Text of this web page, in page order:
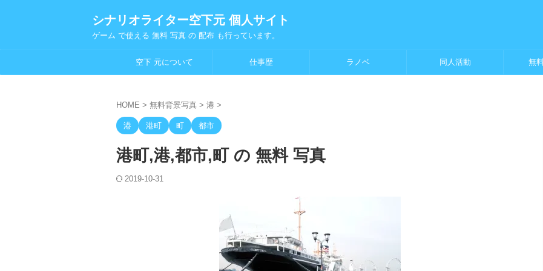
シナリオライター空下元 個人サイト
ゲーム で使える 無料 写真 の 配布 も行っています。
空下 元について 仕事歴 ラノベ 同人活動 無
HOME > 無料背景写真 > 港 >
港 港町 町 都市
港町,港,都市,町 の 無料 写真
2019-10-31